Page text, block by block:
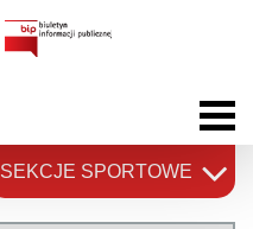
SEKCJE SPORTOWE